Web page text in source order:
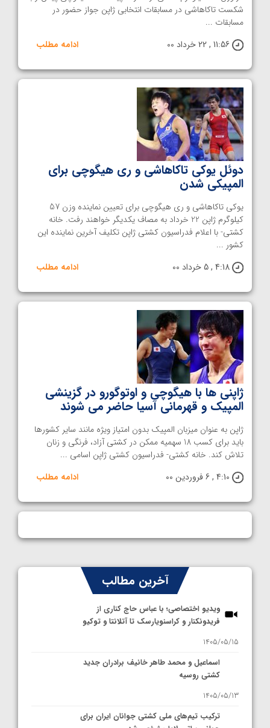
شکست تاکاهاشی در مسابقات انتخابی ژاپن جواز حضور در
مسابقات ...
11:56 , 22 خرداد 00
ادامه مطلب
دوئل یوکی تاکاهاشی و ری هیگوچی برای
المپیکی شدن
یوکی تاکاهاشی و ری هیگوچی برای تعیین نماینده وزن 57
کیلوگرم ژاپن 22 خرداد به مصاف یکدیگر خواهند رفت. خانه
کشتی- با اعلام فدراسیون کشتی ژاپن تکلیف آخرین نماینده این
کشور ...
4:18 , 5 خرداد 00
ادامه مطلب
ژاپنی ها با هیگوچی و اوتوگورو در گزینشی
المپیک و قهرمانی آسیا حاضر می شوند
ژاپن به عنوان میزبان المپیک بدون امتیاز ویژه مانند سایر کشورها
باید برای کسب 18 سهمیه ممکن در کشتی آزاد، فرنگی و زنان
تلاش کند. خانه کشتی- فدراسیون کشتی ژاپن اسامی ...
4:10 , 6 فروردین 00
ادامه مطلب
آخرین مطالب
ویدیو اختصاصی؛ با عباس حاج کناری از
فریدونکنار و کراسنویارسک تا آتلانتا و توکیو
1405/05/15
اسماعیل و محمد طاهر خانیف برادران جدید
کشتی روسیه
1405/05/13
ترکیب تیم‌های ملی کشتی جوانان ایران برای